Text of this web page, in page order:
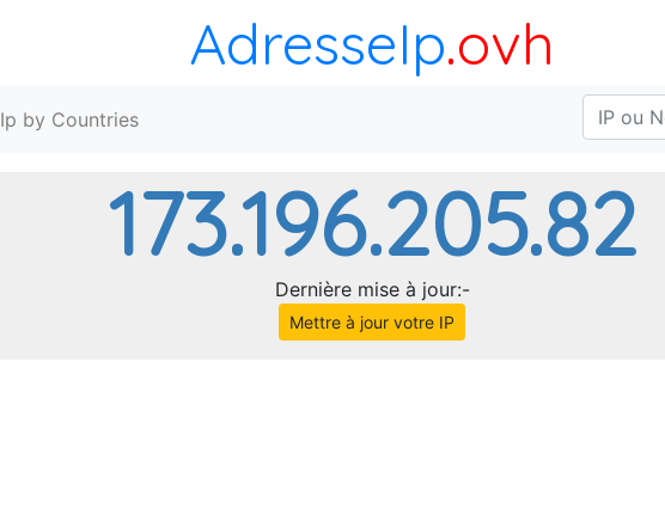
AdresseIp.ovh
Ip by Countries
173.196.205.82
Dernière mise à jour:-
Mettre à jour votre IP